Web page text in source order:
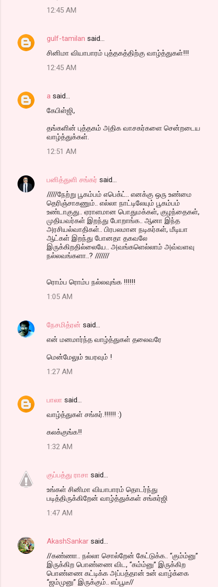
12:45 AM
gulf-tamilan said…
சினிமா வியாபாரம் புத்தகத்திற்கு வாழ்த்துகள்!!!
12:45 AM
a said…
கேபிள்ஜி,
தங்களின் புத்தகம் அதிக வாசகர்களை சென்றடைய
வாழ்த்துக்கள்.
12:51 AM
பனித்துளி சங்கர் said…
/////நேற்று பூகம்பம் எபெக்ட்.. எனக்கு ஒரு உண்மை
தெரிஞ்சாகணும்.. எல்லா நாட்டிலேயும் பூகம்பம்
உண்டாகுது.. ஏராளமான பொதுமக்கள், குழந்தைகள்,
முதியவர்கள் இறந்து போறாங்க.. ஆனா இந்த
அரசியல்வாதிகள்.. பிரபலமான நடிகர்கள், மீடியா
ஆட்கள் இறந்து போனதா தகவலே
இருக்கிறதில்லையே.. அவங்களெல்லாம் அவ்வளவு
நல்லவங்களா..? ///////
ரொம்ப ரொம்ப நல்லவுங்க !!!!!!
1:05 AM
நேசமித்ரன் said…
என் மனமார்ந்த வாழ்த்துகள் தலைவரே
மென்மேலும் உயரவும் !
1:27 AM
பாலா said…
வாழ்த்துகள் சங்கர்.!!!!!! :)
கலக்குங்க!!
1:32 AM
குப்பத்து ராசா said…
உங்கள் சினிமா வியாபாரம் தொடர்ந்து
படித்திருக்கிறேன் வாழ்த்துக்கள் சங்கர்ஜி
1:47 AM
AkashSankar said…
//கண்ணா.. நல்லா சொல்றேன் கேட்டுக்க.. “கும்ம்னு”
இருக்கிற பொண்ணை விட, “கம்ம்னு” இருக்கிற
பொண்ணை கட்டிக்க அப்பத்தான் உன் வாழ்க்கை
“ஜம்முனு” இருக்கும்.. எப்பூடீ//